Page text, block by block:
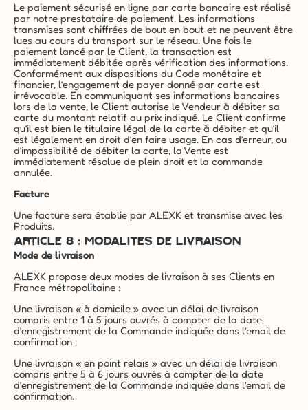
Le paiement sécurisé en ligne par carte bancaire est réalisé
par notre prestataire de paiement. Les informations
transmises sont chiffrées de bout en bout et ne peuvent être
lues au cours du transport sur le réseau. Une fois le
paiement lancé par le Client, la transaction est
immédiatement débitée après vérification des informations.
Conformément aux dispositions du Code monétaire et
financier, l’engagement de payer donné par carte est
irrévocable. En communiquant ses informations bancaires
lors de la vente, le Client autorise le Vendeur à débiter sa
carte du montant relatif au prix indiqué. Le Client confirme
qu’il est bien le titulaire légal de la carte à débiter et qu’il
est légalement en droit d’en faire usage. En cas d’erreur, ou
d’impossibilité de débiter la carte, la Vente est
immédiatement résolue de plein droit et la commande
annulée.
Facture
Une facture sera établie par ALEXK et transmise avec les
Produits.
ARTICLE 8 : MODALITES DE LIVRAISON
Mode de livraison
ALEXK propose deux modes de livraison à ses Clients en
France métropolitaine :
Une livraison « à domicile » avec un délai de livraison
compris entre 1 à 5 jours ouvrés à compter de la date
d’enregistrement de la Commande indiquée dans l’email de
confirmation ;
Une livraison « en point relais » avec un délai de livraison
compris entre 5 à 6 jours ouvrés à compter de la date
d’enregistrement de la Commande indiquée dans l’email de
confirmation.